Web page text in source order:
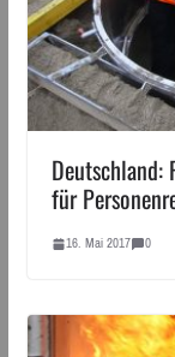
Deutschland:
für
16. Mai 2017 0